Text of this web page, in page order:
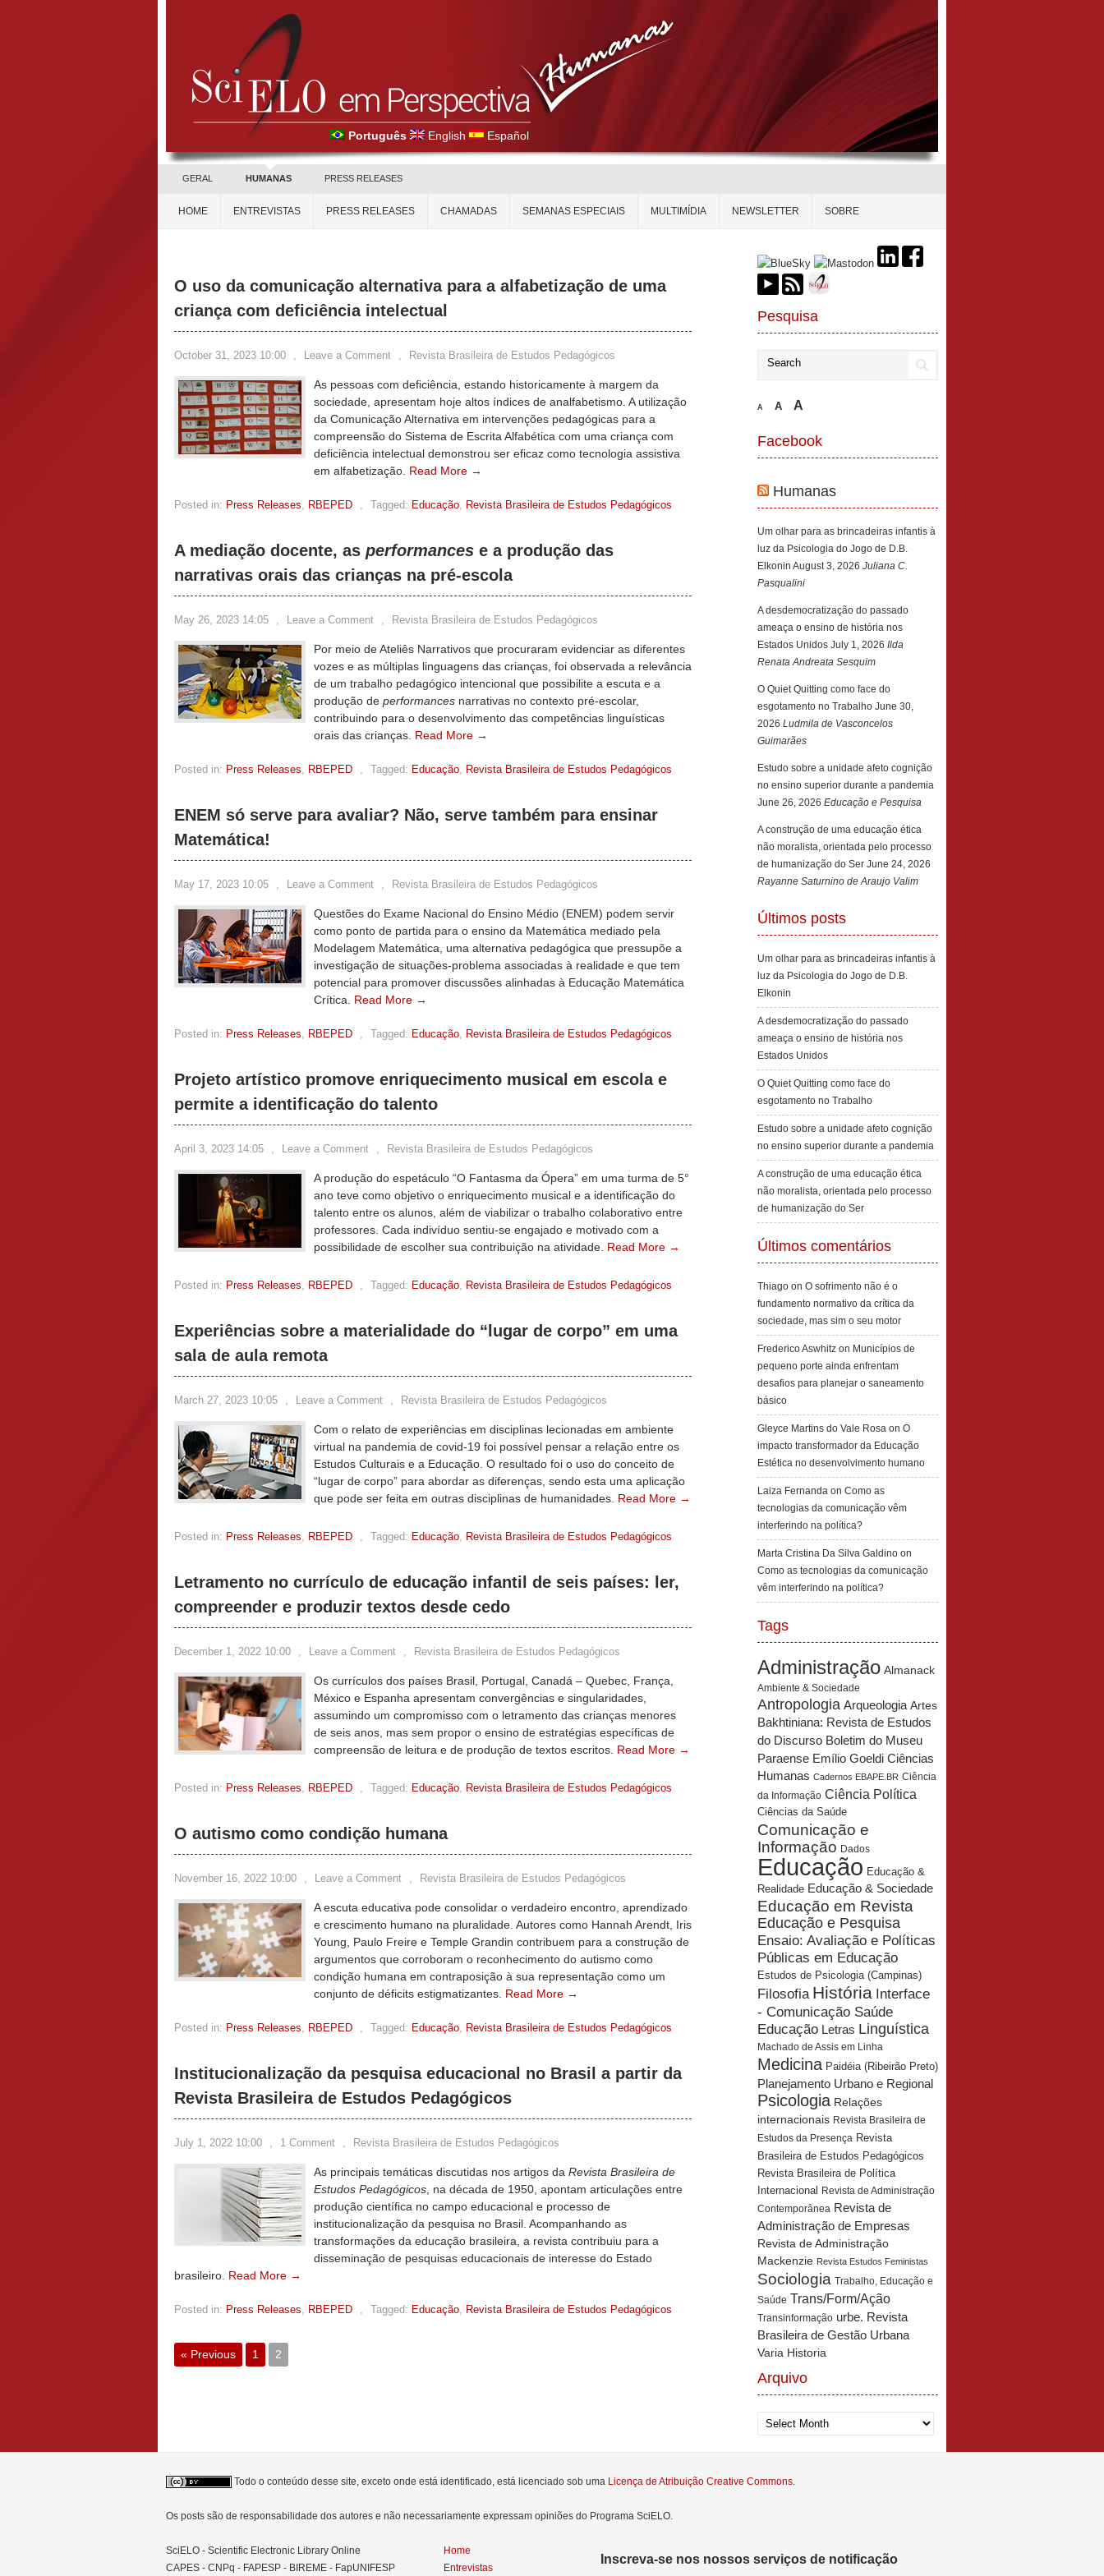
Português English Español
GERAL HUMANAS PRESS RELEASES
HOME ENTREVISTAS PRESS RELEASES CHAMADAS SEMANAS ESPECIAIS MULTIMÍDIA NEWSLETTER SOBRE
O uso da comunicação alternativa para a alfabetização de uma
criança com deficiência intelectual
October 31, 2023 10:00 , Leave a Comment , Revista Brasileira de Estudos Pedagógicos
As pessoas com deficiência, estando historicamente à margem da
sociedade, apresentam hoje altos índices de analfabetismo. A utilização
da Comunicação Alternativa em intervenções pedagógicas para a
compreensão do Sistema de Escrita Alfabética com uma criança com
deficiência intelectual demonstrou ser eficaz como tecnologia assistiva
em alfabetização. Read More →
Posted in: Press Releases, RBEPED , Tagged: Educação, Revista Brasileira de Estudos Pedagógicos
A mediação docente, as performances e a produção das
narrativas orais das crianças na pré-escola
May 26, 2023 14:05 , Leave a Comment , Revista Brasileira de Estudos Pedagógicos
Por meio de Ateliês Narrativos que procuraram evidenciar as diferentes
vozes e as múltiplas linguagens das crianças, foi observada a relevância
de um trabalho pedagógico intencional que possibilite a escuta e a
produção de performances narrativas no contexto pré-escolar,
contribuindo para o desenvolvimento das competências linguísticas
orais das crianças. Read More →
Posted in: Press Releases, RBEPED , Tagged: Educação, Revista Brasileira de Estudos Pedagógicos
ENEM só serve para avaliar? Não, serve também para ensinar
Matemática!
May 17, 2023 10:05 , Leave a Comment , Revista Brasileira de Estudos Pedagógicos
Questões do Exame Nacional do Ensino Médio (ENEM) podem servir
como ponto de partida para o ensino da Matemática mediado pela
Modelagem Matemática, uma alternativa pedagógica que pressupõe a
investigação de situações-problema associadas à realidade e que tem
potencial para promover discussões alinhadas à Educação Matemática
Crítica. Read More →
Posted in: Press Releases, RBEPED , Tagged: Educação, Revista Brasileira de Estudos Pedagógicos
Projeto artístico promove enriquecimento musical em escola e
permite a identificação do talento
April 3, 2023 14:05 , Leave a Comment , Revista Brasileira de Estudos Pedagógicos
A produção do espetáculo “O Fantasma da Ópera” em uma turma de 5°
ano teve como objetivo o enriquecimento musical e a identificação do
talento entre os alunos, além de viabilizar o trabalho colaborativo entre
professores. Cada indivíduo sentiu-se engajado e motivado com a
possibilidade de escolher sua contribuição na atividade. Read More →
Posted in: Press Releases, RBEPED , Tagged: Educação, Revista Brasileira de Estudos Pedagógicos
Experiências sobre a materialidade do “lugar de corpo” em uma
sala de aula remota
March 27, 2023 10:05 , Leave a Comment , Revista Brasileira de Estudos Pedagógicos
Com o relato de experiências em disciplinas lecionadas em ambiente
virtual na pandemia de covid-19 foi possível pensar a relação entre os
Estudos Culturais e a Educação. O resultado foi o uso do conceito de
“lugar de corpo” para abordar as diferenças, sendo esta uma aplicação
que pode ser feita em outras disciplinas de humanidades. Read More →
Posted in: Press Releases, RBEPED , Tagged: Educação, Revista Brasileira de Estudos Pedagógicos
Letramento no currículo de educação infantil de seis países: ler,
compreender e produzir textos desde cedo
December 1, 2022 10:00 , Leave a Comment , Revista Brasileira de Estudos Pedagógicos
Os currículos dos países Brasil, Portugal, Canadá – Quebec, França,
México e Espanha apresentam convergências e singularidades,
assumindo um compromisso com o letramento das crianças menores
de seis anos, mas sem propor o ensino de estratégias específicas de
compreensão de leitura e de produção de textos escritos. Read More →
Posted in: Press Releases, RBEPED , Tagged: Educação, Revista Brasileira de Estudos Pedagógicos
O autismo como condição humana
November 16, 2022 10:00 , Leave a Comment , Revista Brasileira de Estudos Pedagógicos
A escuta educativa pode consolidar o verdadeiro encontro, aprendizado
e crescimento humano na pluralidade. Autores como Hannah Arendt, Iris
Young, Paulo Freire e Temple Grandin contribuem para a construção de
argumentos que corroboram o reconhecimento do autismo como
condição humana em contraposição à sua representação como um
conjunto de déficits estigmatizantes. Read More →
Posted in: Press Releases, RBEPED , Tagged: Educação, Revista Brasileira de Estudos Pedagógicos
Institucionalização da pesquisa educacional no Brasil a partir da
Revista Brasileira de Estudos Pedagógicos
July 1, 2022 10:00 , 1 Comment , Revista Brasileira de Estudos Pedagógicos
As principais temáticas discutidas nos artigos da Revista Brasileira de
Estudos Pedagógicos , na década de 1950, apontam articulações entre
produção científica no campo educacional e processo de
institucionalização da pesquisa no Brasil. Acompanhando as
transformações da educação brasileira, a revista contribuiu para a
disseminação de pesquisas educacionais de interesse do Estado
brasileiro. Read More →
Posted in: Press Releases, RBEPED , Tagged: Educação, Revista Brasileira de Estudos Pedagógicos
« Previous 1 2
Pesquisa
A A A
Facebook
Humanas
Um olhar para as brincadeiras infantis à
luz da Psicologia do Jogo de D.B.
Elkonin August 3, 2026 Juliana C.
Pasqualini
A desdemocratização do passado
ameaça o ensino de história nos
Estados Unidos July 1, 2026 Ilda
Renata Andreata Sesquim
O Quiet Quitting como face do
esgotamento no Trabalho June 30,
2026 Ludmila de Vasconcelos
Guimarães
Estudo sobre a unidade afeto cognição
no ensino superior durante a pandemia
June 26, 2026 Educação e Pesquisa
A construção de uma educação ética
não moralista, orientada pelo processo
de humanização do Ser June 24, 2026
Rayanne Saturnino de Araujo Valim
Últimos posts
Um olhar para as brincadeiras infantis à
luz da Psicologia do Jogo de D.B.
Elkonin
A desdemocratização do passado
ameaça o ensino de história nos
Estados Unidos
O Quiet Quitting como face do
esgotamento no Trabalho
Estudo sobre a unidade afeto cognição
no ensino superior durante a pandemia
A construção de uma educação ética
não moralista, orientada pelo processo
de humanização do Ser
Últimos comentários
Thiago on O sofrimento não é o
fundamento normativo da crítica da
sociedade, mas sim o seu motor
Frederico Aswhitz on Municípios de
pequeno porte ainda enfrentam
desafios para planejar o saneamento
básico
Gleyce Martins do Vale Rosa on O
impacto transformador da Educação
Estética no desenvolvimento humano
Laiza Fernanda on Como as
tecnologias da comunicação vêm
interferindo na política?
Marta Cristina Da Silva Galdino on
Como as tecnologias da comunicação
vêm interferindo na política?
Tags
Administração Almanack
Ambiente & Sociedade
Antropologia Arqueologia Artes
Bakhtiniana: Revista de Estudos
do Discurso Boletim do Museu
Paraense Emílio Goeldi Ciências
Humanas Cadernos EBAPE.BR Ciência
da Informação Ciência Política
Ciências da Saúde
Comunicação e
Informação Dados
Educação Educação &
Realidade Educação & Sociedade
Educação em Revista
Educação e Pesquisa
Ensaio: Avaliação e Políticas
Públicas em Educação
Estudos de Psicologia (Campinas)
Filosofia História Interface
- Comunicação Saúde
Educação Letras Linguística
Machado de Assis em Linha
Medicina Paidéia (Ribeirão Preto)
Planejamento Urbano e Regional
Psicologia Relações
internacionais Revista Brasileira de
Estudos da Presença Revista
Brasileira de Estudos Pedagógicos
Revista Brasileira de Política
Internacional Revista de Administração
Contemporânea Revista de
Administração de Empresas
Revista de Administração
Mackenzie Revista Estudos Feministas
Sociologia Trabalho, Educação e
Saúde Trans/Form/Ação
Transinformação urbe. Revista
Brasileira de Gestão Urbana
Varia Historia
Arquivo
Arquivo
Todo o conteúdo desse site, exceto onde está identificado, está licenciado sob uma Licença de Atribuição Creative Commons.
Os posts são de responsabilidade dos autores e não necessariamente expressam opiniões do Programa SciELO.
SciELO - Scientific Electronic Library Online
CAPES - CNPq - FAPESP - BIREME - FapUNIFESP
Home
Entrevistas
Inscreva-se nos nossos serviços de notificação